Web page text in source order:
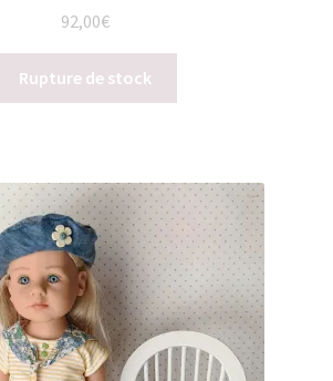
92,00€
Rupture de stock